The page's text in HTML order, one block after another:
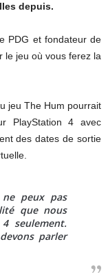
depuis.
PDG et fondateur de
le jeu où vous ferez la
jeu The Hum pourrait
PlayStation 4 avec
des dates de sortie
peux pas
que nous
seulement.
parler